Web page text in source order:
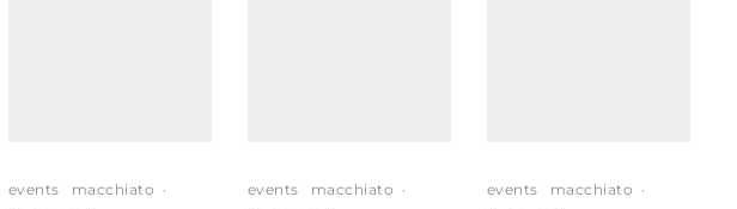
events macchiato ·
events macchiato ·
events macchiato ·